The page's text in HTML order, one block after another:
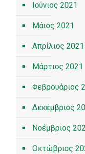
Ιούνιος 2021
Μάιος 2021
Απρίλιος 2021
Μάρτιος 2021
Φεβρουάριος
Δεκέμβριος
Νοέμβριος
Οκτώβριος